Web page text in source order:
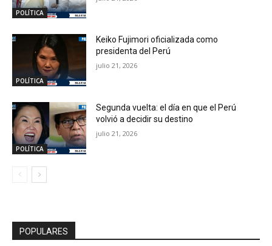
POLÍTICA
POLÍTICA
Keiko Fujimori oficializada como
presidenta del Perú
julio 21, 2026
POLÍTICA
Segunda vuelta: el día en que el Perú
volvió a decidir su destino
julio 21, 2026
POPULARES